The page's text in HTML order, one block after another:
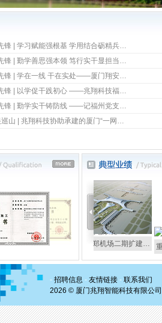
锋 | 学习赋能强根基 学用结合砺精兵…
锋 | 勤学善思强本领 笃行实干显担当…
锋 | 学在一线 干在实处——厦门翔安…
锋 | 以学促干践初心 ——兆翔科技福…
锋 | 勤学实干铸防线 ——记福州党支…
山 | 兆翔科技协助承建的厦门“一网…
国际机场货运… 郑州新郑机场二期扩建… 重庆
- 招聘信息 - 友情链接- 联系我们
2026 © 厦门兆翔智能科技有限公